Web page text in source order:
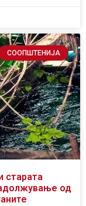
СООПШТЕНИЈА
старата
од